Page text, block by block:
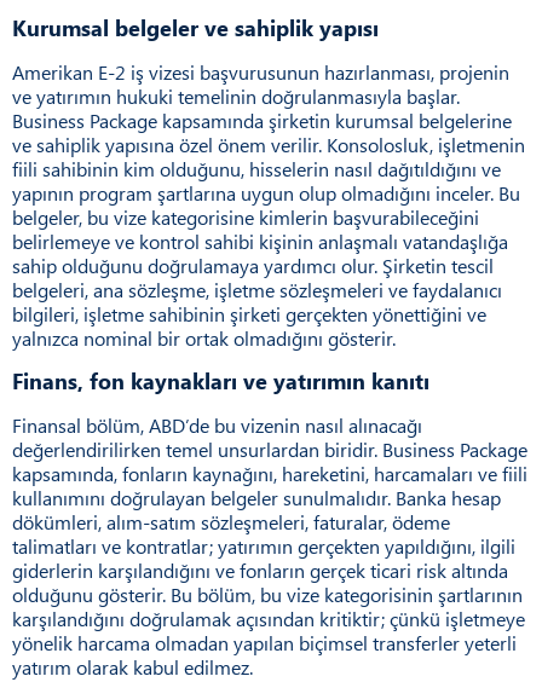
Kurumsal belgeler ve sahiplik yapısı
Amerikan E-2 iş vizesi başvurusunun hazırlanması, projenin
ve yatırımın hukuki temelinin doğrulanmasıyla başlar.
Business Package kapsamında şirketin kurumsal belgelerine
ve sahiplik yapısına özel önem verilir. Konsolosluk, işletmenin
fiili sahibinin kim olduğunu, hisselerin nasıl dağıtıldığını ve
yapının program şartlarına uygun olup olmadığını inceler. Bu
belgeler, bu vize kategorisine kimlerin başvurabileceğini
belirlemeye ve kontrol sahibi kişinin anlaşmalı vatandaşlığa
sahip olduğunu doğrulamaya yardımcı olur. Şirketin tescil
belgeleri, ana sözleşme, işletme sözleşmeleri ve faydalanıcı
bilgileri, işletme sahibinin şirketi gerçekten yönettiğini ve
yalnızca nominal bir ortak olmadığını gösterir.
Finans, fon kaynakları ve yatırımın kanıtı
Finansal bölüm, ABD’de bu vizenin nasıl alınacağı
değerlendirilirken temel unsurlardan biridir. Business Package
kapsamında, fonların kaynağını, hareketini, harcamaları ve fiili
kullanımını doğrulayan belgeler sunulmalıdır. Banka hesap
dökümleri, alım-satım sözleşmeleri, faturalar, ödeme
talimatları ve kontratlar; yatırımın gerçekten yapıldığını, ilgili
giderlerin karşılandığını ve fonların gerçek ticari risk altında
olduğunu gösterir. Bu bölüm, bu vize kategorisinin şartlarının
karşılandığını doğrulamak açısından kritiktir; çünkü işletmeye
yönelik harcama olmadan yapılan biçimsel transferler yeterli
yatırım olarak kabul edilmez.